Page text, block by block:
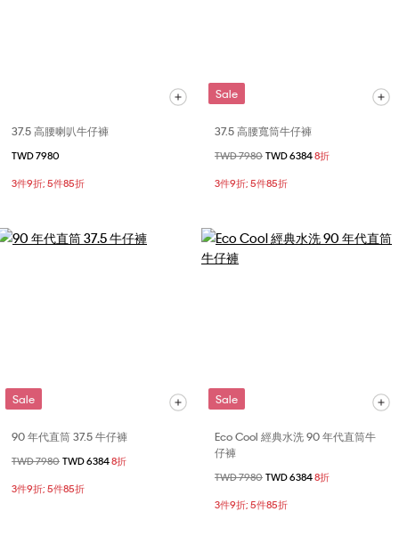
37.5 高腰喇叭牛仔褲
TWD 7980
3件9折; 5件85折
Sale
37.5 高腰寬筒牛仔褲
價格扣減從
TWD 7980 至
TWD 63848折
3件9折; 5件85折
Sale
90 年代直筒 37.5 牛仔褲
價格扣減從
TWD 7980 至
TWD 63848折
3件9折; 5件85折
Sale
Eco Cool 經典水洗 90 年代直筒牛
仔褲
價格扣減從
TWD 7980 至
TWD 63848折
3件9折; 5件85折